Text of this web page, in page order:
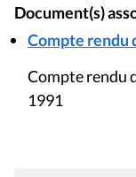
Document(s)
Compte rendu
Compte rendu
1991